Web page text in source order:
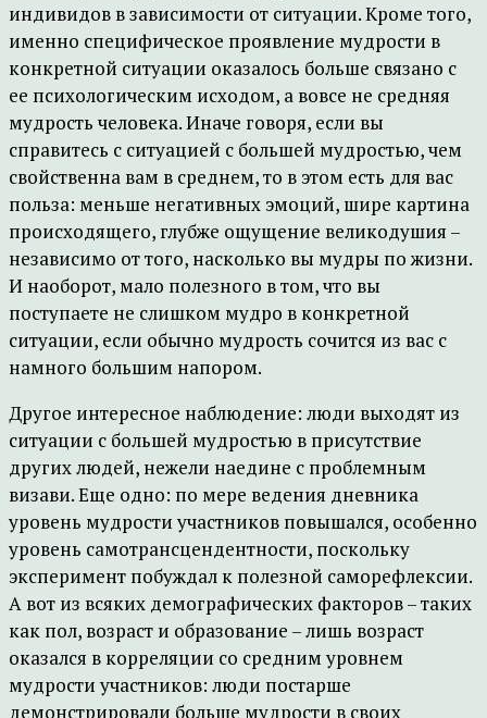
индивидов в зависимости от ситуации. Кроме того,
именно специфическое проявление мудрости в
конкретной ситуации оказалось больше связано с
ее психологическим исходом, а вовсе не средняя
мудрость человека. Иначе говоря, если вы
справитесь с ситуацией с большей мудростью, чем
свойственна вам в среднем, то в этом есть для вас
польза: меньше негативных эмоций, шире картина
происходящего, глубже ощущение великодушия –
независимо от того, насколько вы мудры по жизни.
И наоборот, мало полезного в том, что вы
поступаете не слишком мудро в конкретной
ситуации, если обычно мудрость сочится из вас с
намного большим напором.
Другое интересное наблюдение: люди выходят из
ситуации с большей мудростью в присутствие
других людей, нежели наедине с проблемным
визави. Еще одно: по мере ведения дневника
уровень мудрости участников повышался, особенно
уровень самотрансцендентности, поскольку
эксперимент побуждал к полезной саморефлексии.
А вот из всяких демографических факторов – таких
как пол, возраст и образование – лишь возраст
оказался в корреляции со средним уровнем
мудрости участников: люди постарше
демонстрировали больше мудрости в своих